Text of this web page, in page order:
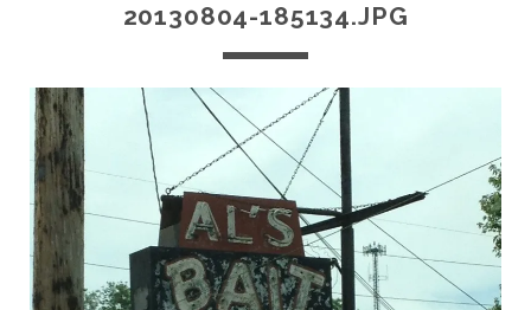
20130804-185134.JPG